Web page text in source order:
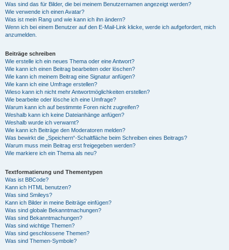
Was sind das für Bilder, die bei meinem Benutzernamen angezeigt werden?
Wie verwende ich einen Avatar?
Was ist mein Rang und wie kann ich ihn ändern?
Wenn ich bei einem Benutzer auf den E-Mail-Link klicke, werde ich aufgefordert, mich
anzumelden.
Beiträge schreiben
Wie erstelle ich ein neues Thema oder eine Antwort?
Wie kann ich einen Beitrag bearbeiten oder löschen?
Wie kann ich meinem Beitrag eine Signatur anfügen?
Wie kann ich eine Umfrage erstellen?
Wieso kann ich nicht mehr Antwortmöglichkeiten erstellen?
Wie bearbeite oder lösche ich eine Umfrage?
Warum kann ich auf bestimmte Foren nicht zugreifen?
Weshalb kann ich keine Dateianhänge anfügen?
Weshalb wurde ich verwarnt?
Wie kann ich Beiträge den Moderatoren melden?
Was bewirkt die „Speichern“-Schaltfläche beim Schreiben eines Beitrags?
Warum muss mein Beitrag erst freigegeben werden?
Wie markiere ich ein Thema als neu?
Textformatierung und Thementypen
Was ist BBCode?
Kann ich HTML benutzen?
Was sind Smileys?
Kann ich Bilder in meine Beiträge einfügen?
Was sind globale Bekanntmachungen?
Was sind Bekanntmachungen?
Was sind wichtige Themen?
Was sind geschlossene Themen?
Was sind Themen-Symbole?